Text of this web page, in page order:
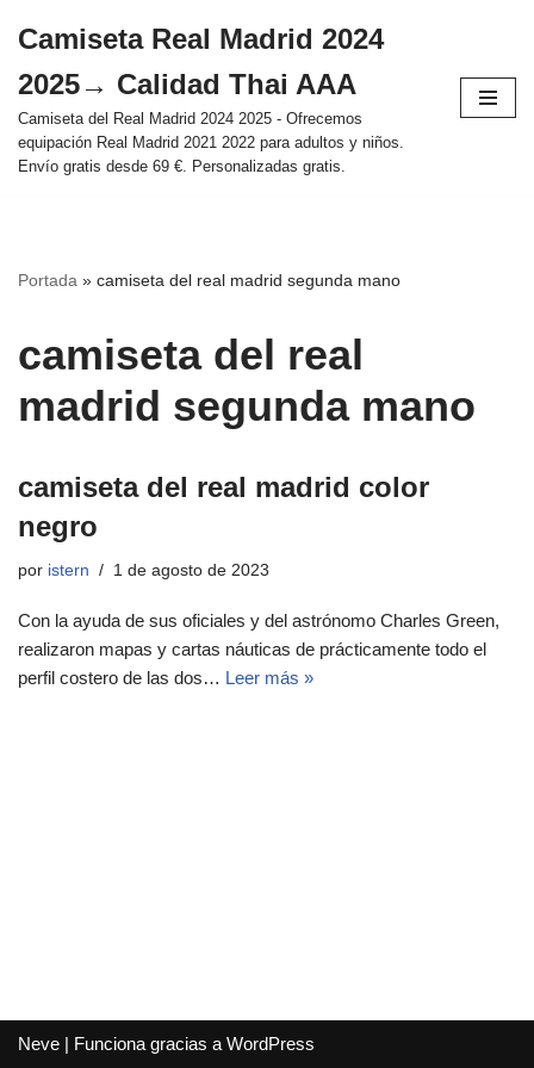
al
contenido
Camiseta Real Madrid 2024
2025→ Calidad Thai AAA
Camiseta del Real Madrid 2024 2025 - Ofrecemos
equipación Real Madrid 2021 2022 para adultos y niños.
Envío gratis desde 69 €. Personalizadas gratis.
Portada » camiseta del real madrid segunda mano
camiseta del real
madrid segunda mano
camiseta del real madrid color
negro
por istern 1 de agosto de 2023
Con la ayuda de sus oficiales y del astrónomo Charles Green,
realizaron mapas y cartas náuticas de prácticamente todo el
perfil costero de las dos… Leer más »
Neve | Funciona gracias a WordPress